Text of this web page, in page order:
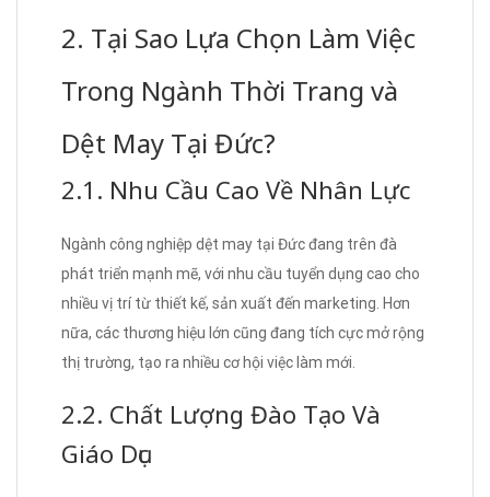
2. Tại Sao Lựa Chọn Làm Việc
Trong Ngành Thời Trang và
Dệt May Tại Đức?
2.1. Nhu Cầu Cao Về Nhân Lực
Ngành công nghiệp dệt may tại Đức đang trên đà
phát triển mạnh mẽ, với nhu cầu tuyển dụng cao cho
nhiều vị trí từ thiết kế, sản xuất đến marketing. Hơn
nữa, các thương hiệu lớn cũng đang tích cực mở rộng
thị trường, tạo ra nhiều cơ hội việc làm mới.
2.2. Chất Lượng Đào Tạo Và
Giáo Dục